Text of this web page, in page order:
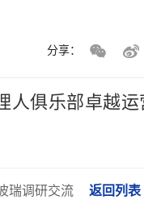
分享：
人俱乐部卓越运
瑞调研交流 返回列表